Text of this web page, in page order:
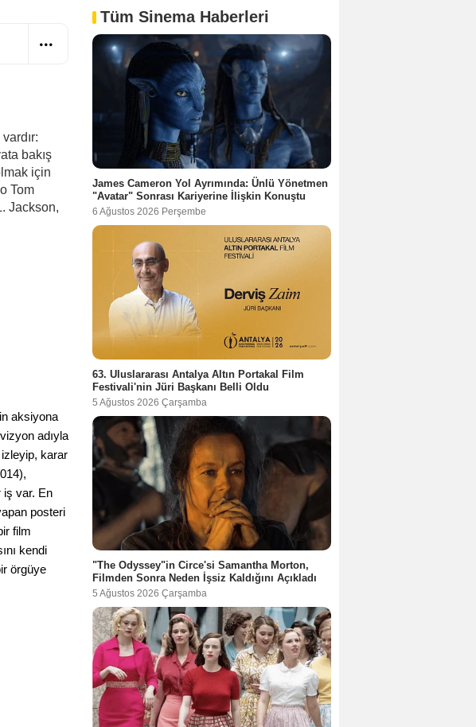
bakış
için
Tom
Jackson,
aksiyona
adıyla
izleyip, karar
iş var. En
posteri
film
kendi
örgüye
Tüm Sinema Haberleri
James Cameron Yol Ayrımında: Ünlü Yönetmen
"Avatar" Sonrası Kariyerine İlişkin Konuştu
6 Ağustos 2026 Perşembe
63. Uluslararası Antalya Altın Portakal Film
Festivali'nin Jüri Başkanı Belli Oldu
5 Ağustos 2026 Çarşamba
"The Odyssey"in Circe'si Samantha Morton,
Filmden Sonra Neden İşsiz Kaldığını Açıkladı
5 Ağustos 2026 Çarşamba